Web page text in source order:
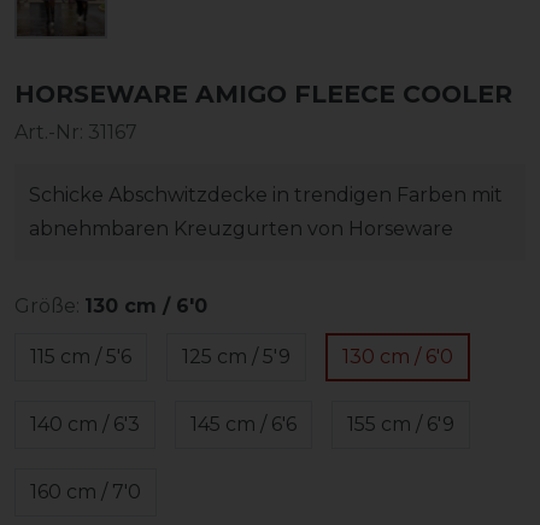
HORSEWARE AMIGO FLEECE COOLER
Art.-Nr: 31167
Schicke Abschwitzdecke in trendigen Farben mit
abnehmbaren Kreuzgurten von Horseware
Größe: 130 cm / 6'0
115 cm / 5'6 125 cm / 5'9 130 cm / 6'0
140 cm / 6'3 145 cm / 6'6 155 cm / 6'9
160 cm / 7'0